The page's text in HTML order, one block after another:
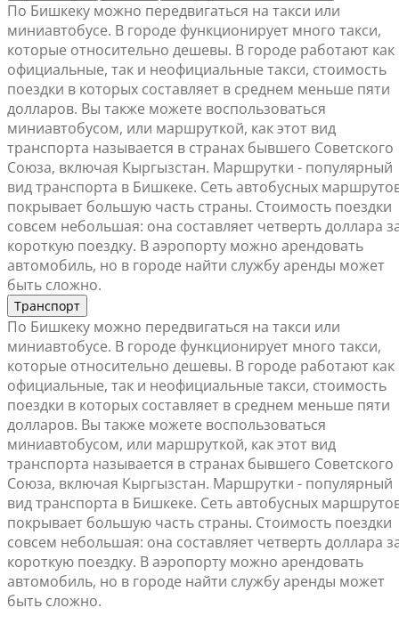
По Бишкеку можно передвигаться на такси или
миниавтобусе. В городе функционирует много такси,
которые относительно дешевы. В городе работают как
официальные, так и неофициальные такси, стоимость
поездки в которых составляет в среднем меньше пяти
долларов. Вы также можете воспользоваться
миниавтобусом, или маршруткой, как этот вид
транспорта называется в странах бывшего Советского
Союза, включая Кыргызстан. Маршрутки - популярный
вид транспорта в Бишкеке. Сеть автобусных
покрывает большую часть страны. Стоимость поездки
совсем небольшая: она составляет четверть доллара
короткую поездку. В аэропорту можно арендовать
автомобиль, но в городе найти службу аренды может
быть сложно.
Транспорт
По Бишкеку можно передвигаться на такси или
миниавтобусе. В городе функционирует много такси,
которые относительно дешевы. В городе работают как
официальные, так и неофициальные такси, стоимость
поездки в которых составляет в среднем меньше пяти
долларов. Вы также можете воспользоваться
миниавтобусом, или маршруткой, как этот вид
транспорта называется в странах бывшего Советского
Союза, включая Кыргызстан. Маршрутки - популярный
вид транспорта в Бишкеке. Сеть автобусных
покрывает большую часть страны. Стоимость поездки
совсем небольшая: она составляет четверть доллара
короткую поездку. В аэропорту можно арендовать
автомобиль, но в городе найти службу аренды может
быть сложно.